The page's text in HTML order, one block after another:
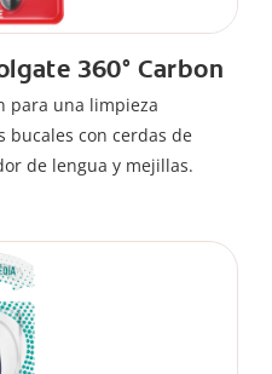
360° Carbon
para una limpieza
con cerdas de
de lengua y mejillas.